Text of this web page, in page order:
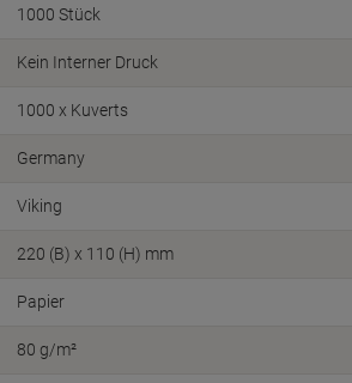
1000 Stück
Kein Interner Druck
1000 x Kuverts
Germany
Viking
220 (B) x 110 (H) mm
Papier
80 g/m²